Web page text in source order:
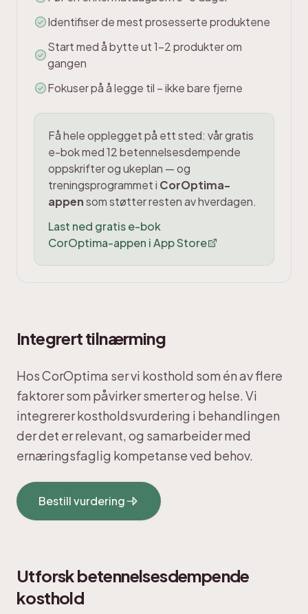
Identifiser de mest prosesserte produktene
Start med å bytte ut 1-2 produkter om
gangen
Fokuser på å legge til – ikke bare fjerne
Få hele opplegget på ett sted: vår gratis
e-bok med 12 betennelsesdempende
oppskrifter og ukeplan — og
treningsprogrammet i CorOptima-
appensom støtter resten av hverdagen.
Last ned gratis e-bok
CorOptima-appen i App Store
Integrert tilnærming
Hos CorOptima ser vi kosthold som én av flere
faktorer som påvirker smerter og helse. Vi
integrerer kostholdsvurdering i behandlingen
der det er relevant, og samarbeider med
ernæringsfaglig kompetanse ved behov.
Bestill vurdering
Utforsk betennelsesdempende
kosthold